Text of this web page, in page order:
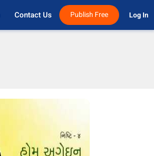
Contact Us Publish Free Log In